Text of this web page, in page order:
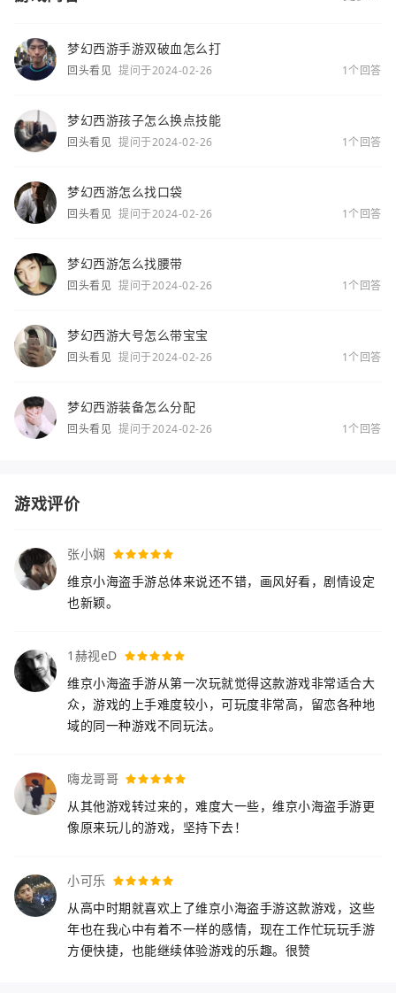
梦幻西游手游双破血怎么打
回头看见 提问于2024-02-26 1个回答
梦幻西游孩子怎么换点技能
回头看见 提问于2024-02-26 1个回答
梦幻西游怎么找口袋
回头看见 提问于2024-02-26 1个回答
梦幻西游怎么找腰带
回头看见 提问于2024-02-26 1个回答
梦幻西游大号怎么带宝宝
回头看见 提问于2024-02-26 1个回答
梦幻西游装备怎么分配
回头看见 提问于2024-02-26 1个回答
游戏评价
张小娴
维京小海盗手游总体来说还不错，画风好看，剧情设定
也新颖。
1赫视eD
维京小海盗手游从第一次玩就觉得这款游戏非常适合大
众，游戏的上手难度较小，可玩度非常高，留恋各种地
域的同一种游戏不同玩法。
嗨龙哥哥
从其他游戏转过来的，难度大一些，维京小海盗手游更
像原来玩儿的游戏，坚持下去！
小可乐
从高中时期就喜欢上了维京小海盗手游这款游戏，这些
年也在我心中有着不一样的感情，现在工作忙玩玩手游
方便快捷，也能继续体验游戏的乐趣。很赞